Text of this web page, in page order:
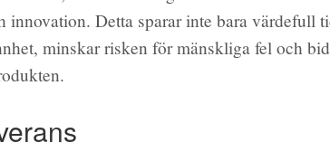
innovation. Detta sparar inte bara värdefull
minskar risken för mänskliga fel och